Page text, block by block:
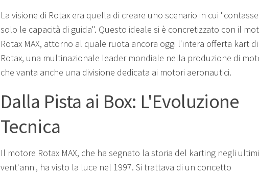
La visione di Rotax era quella di creare uno scenario in cui
solo le capacità di guida". Questo ideale si è concretizzato con il
Rotax MAX, attorno al quale ruota ancora oggi l'intera offerta kart di
Rotax, una multinazionale leader mondiale nella produzione di
che vanta anche una divisione dedicata ai motori aeronautici.
Dalla Pista ai Box: L'Evoluzione
Tecnica
Il motore Rotax MAX, che ha segnato la storia del karting negli ultimi
vent'anni, ha visto la luce nel 1997. Si trattava di un concetto